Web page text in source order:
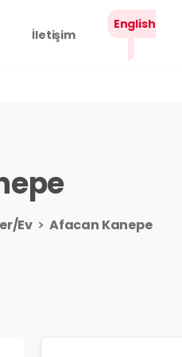
İletişim
English
Ev Afacan Kanepe